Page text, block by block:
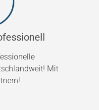
Mit